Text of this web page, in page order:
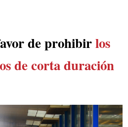
de prohibirlos
de corta duración